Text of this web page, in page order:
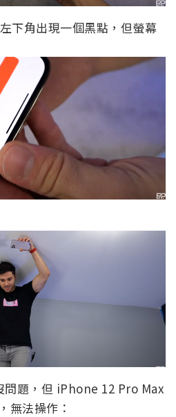
下角出現一個黑點，但螢幕
題，但 iPhone 12 Pro Max
無法操作：